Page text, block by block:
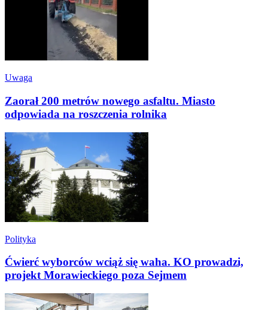
Uwaga
Zaorał 200 metrów nowego asfaltu. Miasto
odpowiada na roszczenia rolnika
Polityka
Ćwierć wyborców wciąż się waha. KO prowadzi,
projekt Morawieckiego poza Sejmem